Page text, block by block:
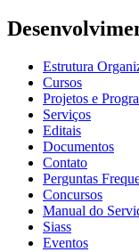
Estrutura
Cursos
Projetos e
Serviços
Editais
Documentos
Contato
Perguntas
Concursos
Manual do
Siass
Eventos